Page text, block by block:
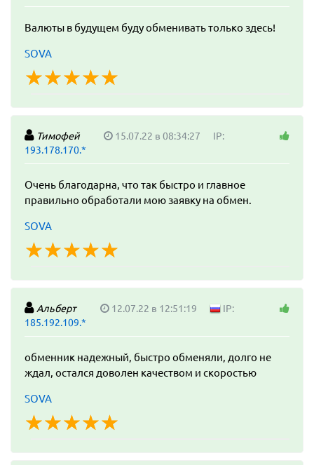
Валюты в будущем буду обменивать только здесь!
SOVA
☆☆☆☆☆
★★★★★
Тимофей 15.07.22 в 08:34:27
IP:
193.178.170.*
Очень благодарна, что так быстро и главное
правильно обработали мою заявку на обмен.
SOVA
☆☆☆☆☆
★★★★★
Альберт 12.07.22 в 12:51:19
IP:
185.192.109.*
обменник надежный, быстро обменяли, долго не
ждал, остался доволен качеством и скоростью
SOVA
☆☆☆☆☆
★★★★★